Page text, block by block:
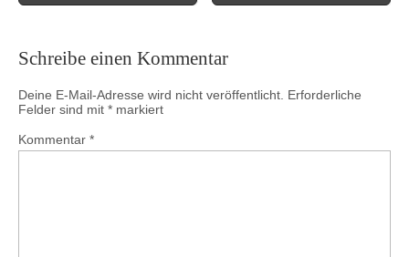
Schreibe einen Kommentar
Deine E-Mail-Adresse wird nicht veröffentlicht. Erforderliche
Felder sind mit * markiert
Kommentar *